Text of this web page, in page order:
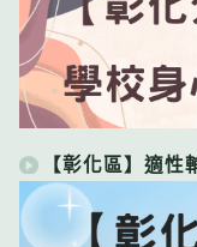
【彰化區】適性